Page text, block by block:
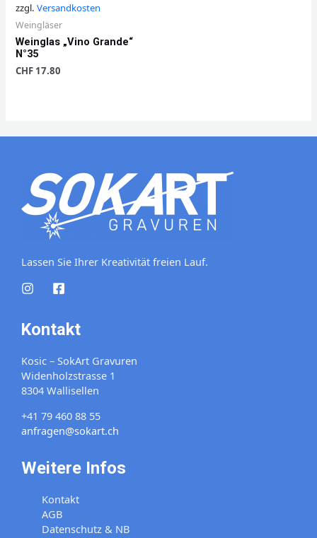
zzgl.Versandkosten
Weingläser
Weinglas „Vino Grande“
N°35
CHF 17.80
Lassen Sie Ihrer Kreativität freien Lauf.
Kontakt
Kosic – SokArt Gravuren
Widenholzstrasse 1
8304 Wallisellen
+41 79 460 88 55
anfragen@sokart.ch
Weitere Infos
Kontakt
AGB
Datenschutz & NB